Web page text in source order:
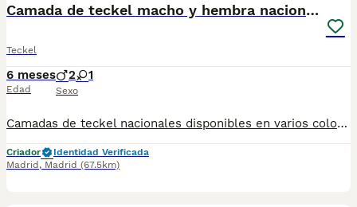
Camada de teckel macho y hembra nacionales
Teckel
6 meses
Edad
2 1
Sexo
Camadas de teckel nacionales disponibles en varios colores y tonalidades. Machos y hembras. Criadores responsables y familiares. Se entregan a partir de 2 meses de edad y sus vacunas correspondientes, desparasitados. Todos los cachorros son descendientes de las mejores líneas nacionales. Se entregan en toda España con transporte de alta calidad preparado para animales, van en vehículo climatizado con chófer particular a cargo del comprador. Si tienes dudas o consultas sobre la raza, podemos resolver tus dudas por whats app ;) Abogamos por una cría nacional (no en países del este) en un ambiente familiar con personas con vocación en una cría ética y responsable, y que por encima de todo, aman a los animales Teléfono / Whats app: 641 92 23 90
Criador
Identidad Verificada
Madrid , Madrid (67.5km)